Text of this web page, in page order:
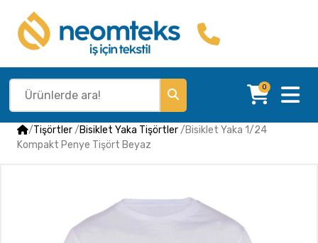
0
/Tişörtler/Bisiklet Yaka Tişörtler/Bisiklet Yaka 1/24
Kompakt Penye Tişört Beyaz